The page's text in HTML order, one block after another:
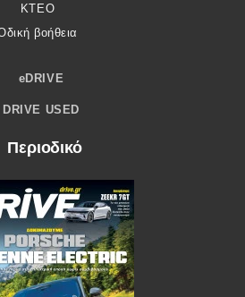
ΚΤΕΟ
βοήθεια
eDRIVE
DRIVE USED
Περιοδικό